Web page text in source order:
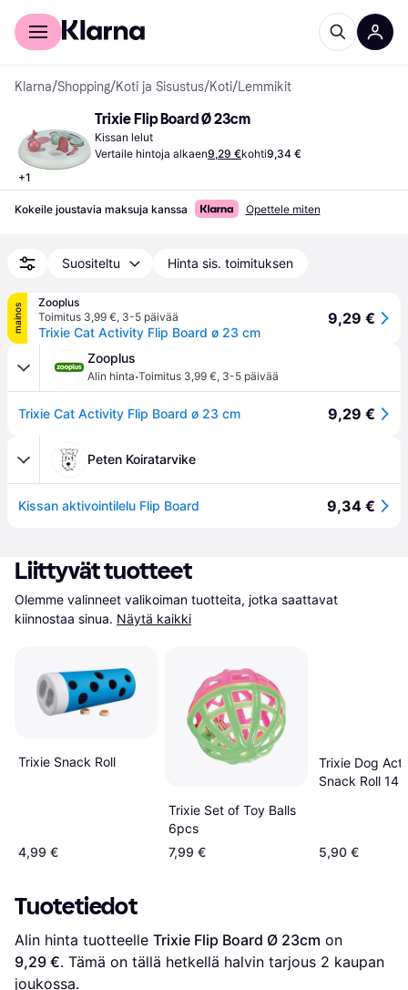
Kuluttajille
Klarna/Shopping/Koti ja Sisustus/Koti/Lemmikit
+1
Trixie Flip Board Ø 23cm
Kissan lelut
Vertaile hintoja alkaen9,29 €kohti9,34 €
Kokeile joustavia maksuja kanssa Opettele miten
Suositeltu Hinta sis. toimituksen
mainos
Zooplus
Toimitus 3,99 €, 3-5 päivää
Trixie Cat Activity Flip Board ø 23 cm
9,29 €
Zooplus
Alin hinta·Toimitus 3,99 €, 3-5 päivää
Trixie Cat Activity Flip Board ø 23 cm 9,29 €
Peten Koiratarvike
Kissan aktivointilelu Flip Board 9,34 €
Liittyvät tuotteet
Olemme valinneet valikoiman tuotteita, jotka saattavat
kiinnostaa sinua. Näytä kaikki
Trixie Snack Roll
4,99 €
Trixie Set of Toy Balls
6pcs
7,99 €
Trixie Dog
Snack Roll 14
5,90 €
Tuotetiedot
Alin hinta tuotteelle Trixie Flip Board Ø 23cm
9,29 €. Tämä on tällä hetkellä halvin tarjous 2 kaupan
joukossa.